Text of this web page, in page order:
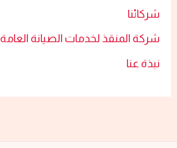
شركائنا
شركة المنقذ لخدمات الصيانة العامة
نبذة عنا